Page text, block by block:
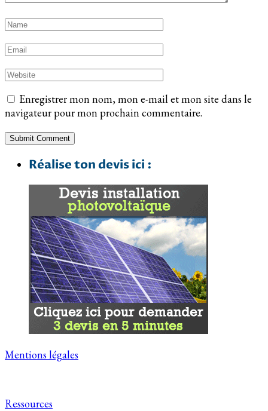
Enregistrer mon nom, mon e-mail et mon site dans le
navigateur pour mon prochain commentaire.
Réalise ton devis ici :
Mentions légales
Ressources